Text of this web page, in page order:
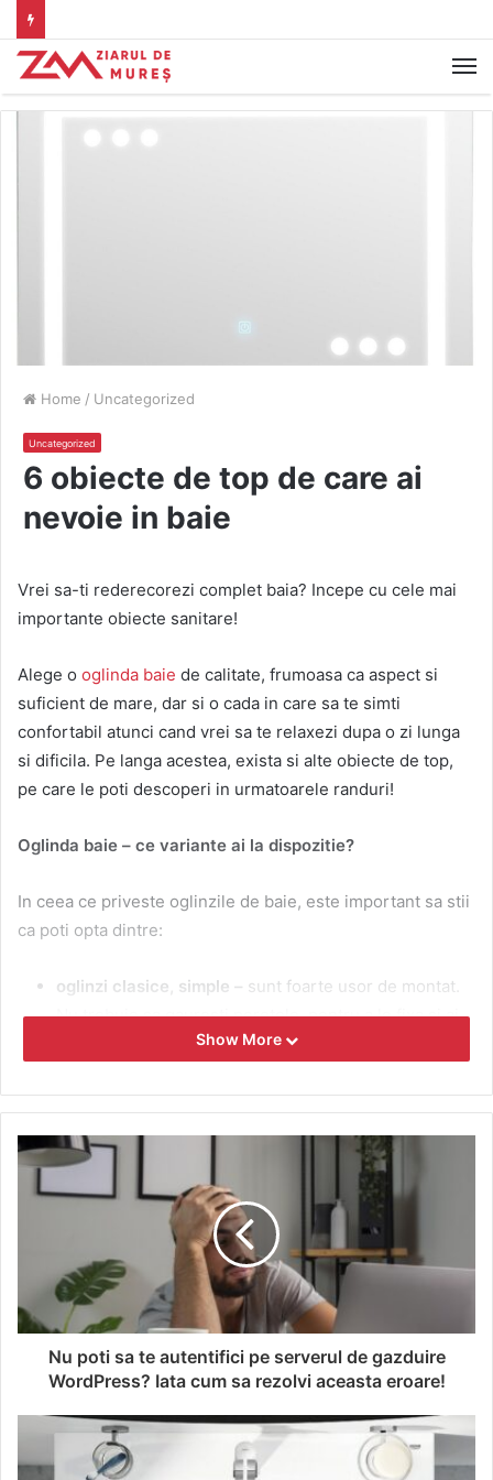
Home / Uncategorized
Uncategorized
6 obiecte de top de care ai
nevoie in baie
Vrei sa-ti rederecorezi complet baia? Incepe cu cele mai
importante obiecte sanitare!
Alege o oglinda baie de calitate, frumoasa ca aspect si
suficient de mare, dar si o cada in care sa te simti
confortabil atunci cand vrei sa te relaxezi dupa o zi lunga
si dificila. Pe langa acestea, exista si alte obiecte de top,
pe care le poti descoperi in urmatoarele randuri!
Oglinda baie – ce variante ai la dispozitie?
In ceea ce priveste oglinzile de baie, este important sa stii
ca poti opta dintre:
oglinzi clasice, simple – sunt foarte usor de montat.
Nu trebuie sa gauresti peretele, pentru a le fixa si ai
la dispozitie o gama larga de dimensiuni, astfel incat
aceste obiecte sunt deosebite. Pentru a te bucura de
leduri, trebuie sa conectezi oglinda la o sursa de
energie electrica, motiv pentru care trebuie sa tragi
un fir in perete special in acest sens;
oglinzi cu becuri –cu aspect usor retro, aceste
obiecte sunt ideale pentru obtinerea unor machiaje
excelente, dar si pentru a avea grija de tenul tau.
Cazi freestanding
Cazile freestanding sunt la mare cautare in prezent,
datorita tuturor beneficiilor pe care ti le pot oferi. De
Show More
Nu poti sa te autentifici pe serverul de gazduire
WordPress? Iata cum sa rezolvi aceasta eroare!